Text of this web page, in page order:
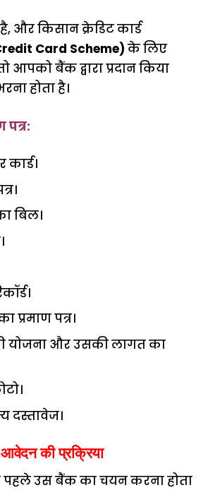
और किसान क्रेडिट कार्ड
Card Scheme) के लिए
बैंक द्वारा प्रदान किया
होता है।
बिल।
प्रमाण पत्र।
और उसकी लागत का
दस्तावेज।
आवेदन की प्रक्रिया
उस बैंक का चयन करना होता